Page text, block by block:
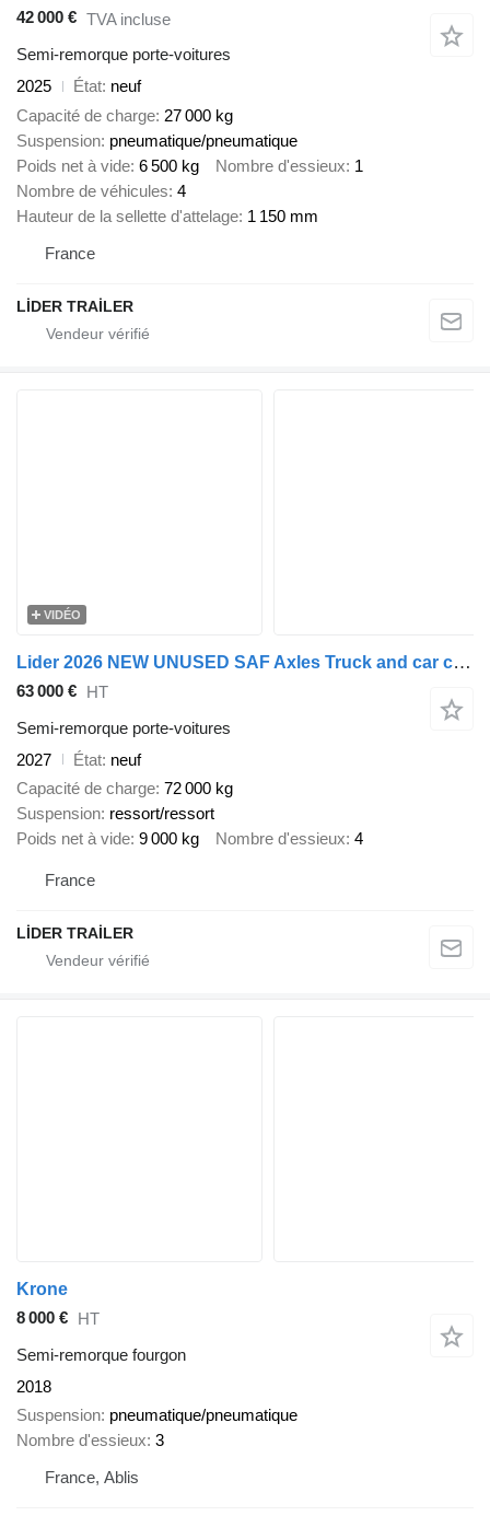
42 000 € TVA incluse
Semi-remorque porte-voitures
2025
État neuf
Capacité de charge 27 000 kg
Suspension pneumatique/pneumatique
Poids net à vide 6 500 kg Nombre d'essieux 1
Nombre de véhicules 4
Hauteur de la sellette d'attelage 1 150 mm
France
LİDER TRAİLER
VIDÉO
Lider 2026 NEW UNUSED SAF Axles Truck and car carrier
63 000 € HT
Semi-remorque porte-voitures
2027
État neuf
Capacité de charge 72 000 kg
Suspension ressort/ressort
Poids net à vide 9 000 kg Nombre d'essieux 4
France
LİDER TRAİLER
Krone
8 000 € HT
Semi-remorque fourgon
2018
Suspension pneumatique/pneumatique
Nombre d'essieux 3
France, Ablis